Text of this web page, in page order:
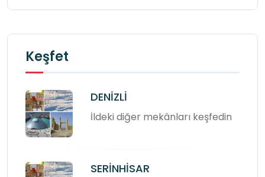
Keşfet
DENİZLİ
İldeki diğer mekânları keşfedin
SERİNHİSAR